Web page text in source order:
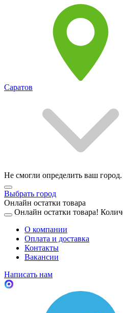
Саратов
Не смогли определить ваш
Выбрать город
Онлайн остатки товара
Онлайн остатки товара!
О компании
Оплата и доставка
Контакты
Вакансии
Написать нам